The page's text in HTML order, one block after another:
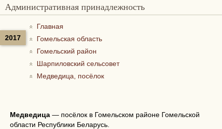
Административная принадлежность
2017
Главная
Гомельская область
Гомельский район
Шарпиловский сельсовет
Медведица, посёлок
Медведица — посёлок в Гомельском районе Гомельской
области Республики Беларусь.